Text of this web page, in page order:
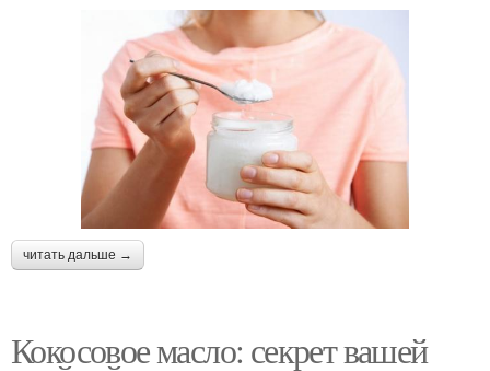
читать дальше →
Кокосовое масло: секрет вашей